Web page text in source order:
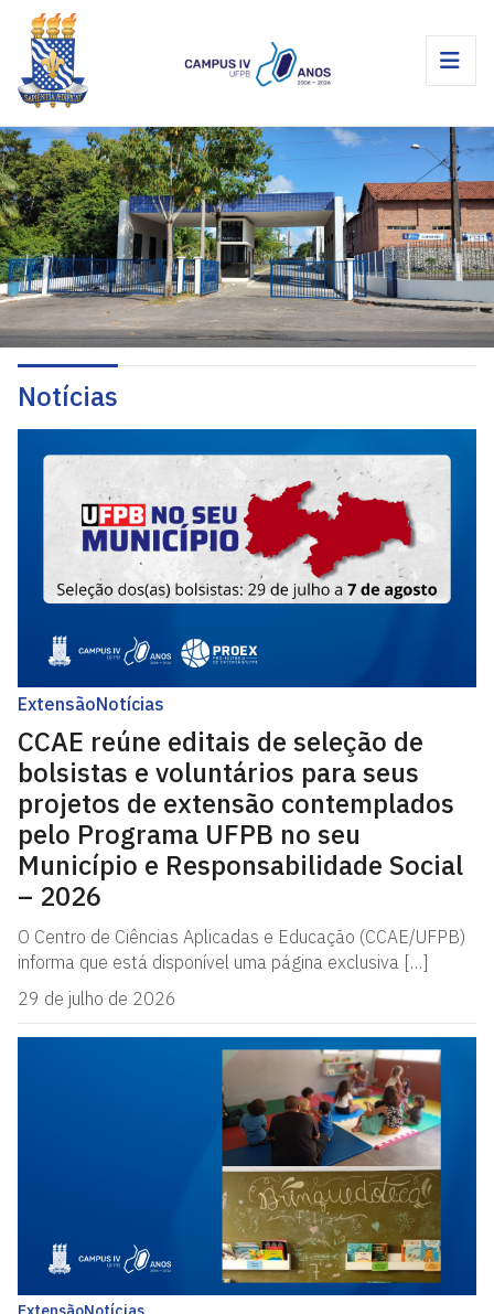
Notícias
ExtensãoNotícias
CCAE reúne editais de seleção de
bolsistas e voluntários para seus
projetos de extensão contemplados
pelo Programa UFPB no seu
Município e Responsabilidade Social
– 2026
O Centro de Ciências Aplicadas e Educação (CCAE/UFPB)
informa que está disponível uma página exclusiva […]
29 de julho de 2026